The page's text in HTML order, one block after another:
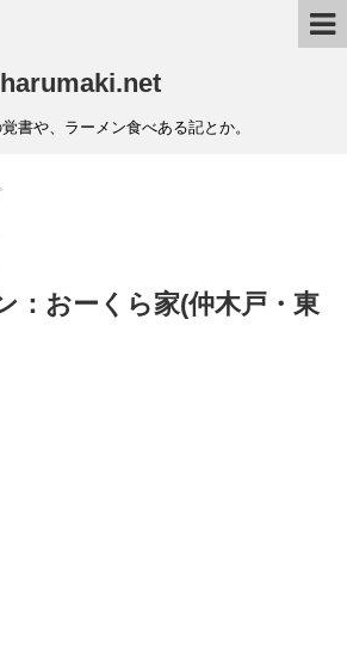
harumaki.net
書や、ラーメン食べある記とか。
：おーくら家(仲木戸・東